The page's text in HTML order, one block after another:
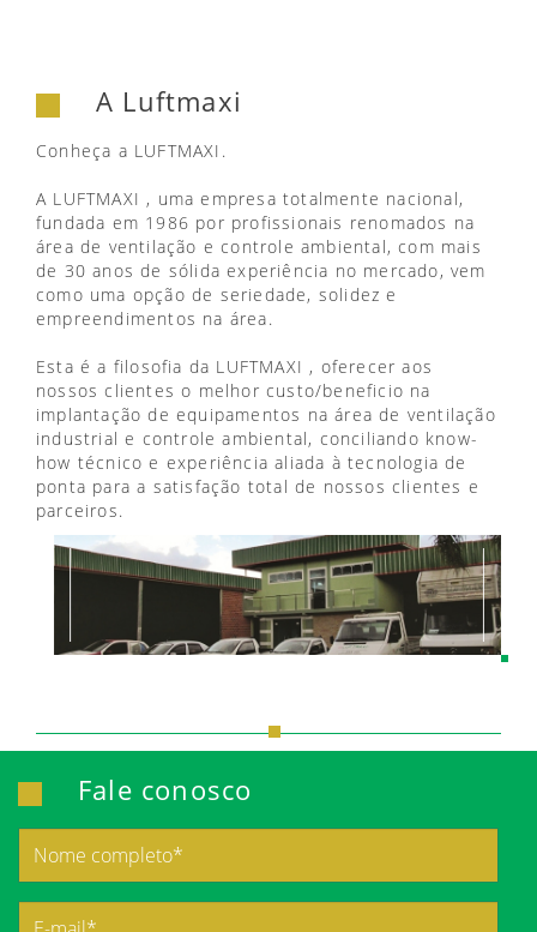
A Luftmaxi
Conheça a LUFTMAXI.
A LUFTMAXI , uma empresa totalmente nacional,
fundada em 1986 por profissionais renomados na
área de ventilação e controle ambiental, com mais
de 30 anos de sólida experiência no mercado, vem
como uma opção de seriedade, solidez e
empreendimentos na área.
Esta é a filosofia da LUFTMAXI , oferecer aos
nossos clientes o melhor custo/beneficio na
implantação de equipamentos na área de ventilação
industrial e controle ambiental, conciliando know-
how técnico e experiência aliada à tecnologia de
ponta para a satisfação total de nossos clientes e
parceiros.
Fale conosco